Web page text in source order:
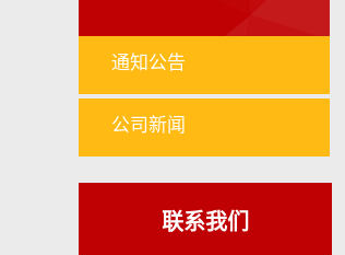
通知公告
公司新闻
联系我们